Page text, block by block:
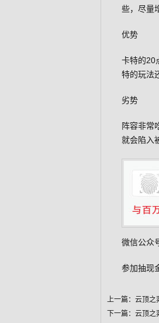
些，尽量
优势
卡特的20
特的玩法
劣势
阵容非常
就会陷入
微信公众
参加抽现
上一篇： 云顶之
下一篇： 云顶之